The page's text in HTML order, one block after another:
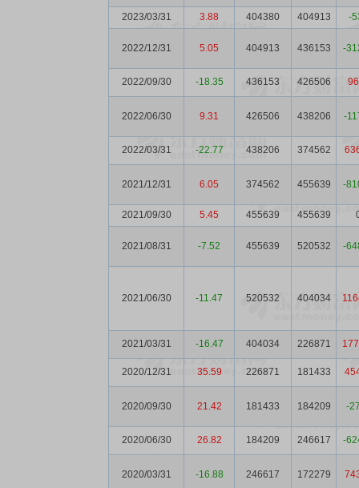
2023/03/31 3.88 404380 404913 -
2022/12/31 5.05 404913 436153 -
2022/09/30 -18.35 436153 426506
2022/06/30 9.31 426506 438206 -
2022/03/31 -22.77 438206 374562
2021/12/31 6.05 374562 455639 -
2021/09/30 5.45 455639 455639
2021/08/31 -7.52 455639 520532 -
2021/06/30 -11.47 520532 404034
2021/03/31 -16.47 404034 226871
2020/12/31 35.59 226871 181433
2020/09/30 21.42 181433 184209 -
2020/06/30 26.82 184209 246617 -
2020/03/31 -16.88 246617 172279